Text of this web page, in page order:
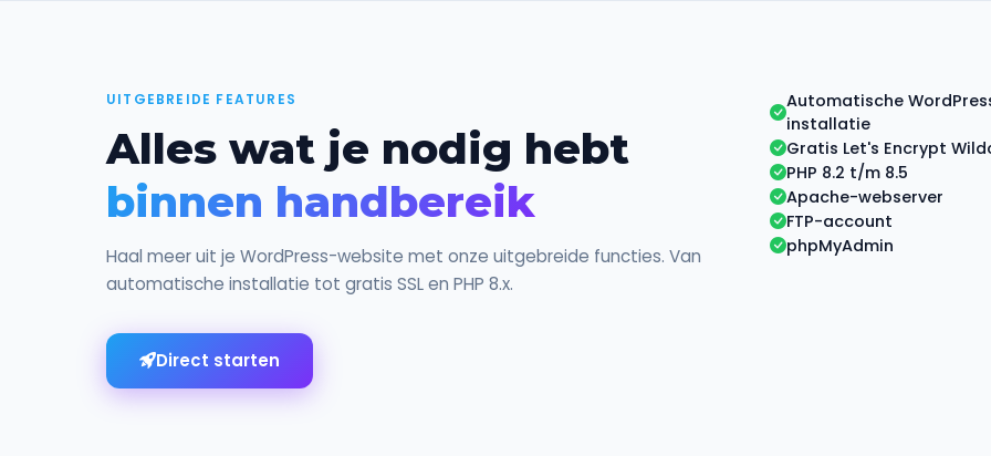
UITGEBREIDE FEATURES
Alles wat je nodig hebt
binnen handbereik
Haal meer uit je WordPress-website met onze uitgebreide functies. Van
automatische installatie tot gratis SSL en PHP 8.x.
Direct starten
Automatische
installatie
Gratis Let's Encrypt
PHP 8.2 t/m 8.5
Apache-webserver
FTP-account
phpMyAdmin